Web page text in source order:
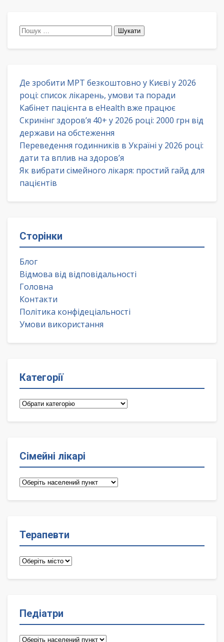
Пошук:
Де зробити МРТ безкоштовно у Києві у 2026
році: список лікарень, умови та поради
Кабінет пацієнта в eHealth вже працює
Скринінг здоров’я 40+ у 2026 році: 2000 грн від
держави на обстеження
Переведення годинників в Україні у 2026 році:
дати та вплив на здоров’я
Як вибрати сімейного лікаря: простий гайд для
пацієнтів
Сторінки
Блог
Відмова від відповідальності
Головна
Контакти
Політика конфідеціальності
Умови використання
Категорії
Категорії
Сімейні лікарі
Сімейні
Терапевти
Терапевти
Педіатри
Педіатри